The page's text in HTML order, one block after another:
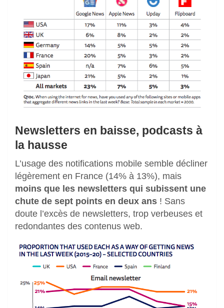
Newsletters en baisse, podcasts à
la hausse
L’usage des notifications mobile semble décliner
légèrement en France (14% à 13%), mais
moins que les newsletters qui subissent une
chute de sept points en deux ans ! Sans
doute l’excès de newsletters, trop verbeuses et
redondantes des contenus web.